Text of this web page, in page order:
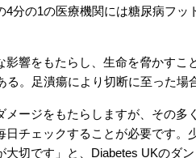
分の1の医療機関には糖尿病フッ
響をもたらし、生命を脅かすこ
。足潰瘍により切断に至った場
ージをもたらしますが、その多
日チェックすることが必要です。
切です」と、Diabetes UKのダン